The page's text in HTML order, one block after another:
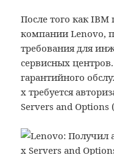
После того как IBM
компании Lenovo,
требования для
сервисных
гарантийного
x требуется
Servers and Options